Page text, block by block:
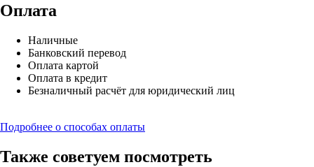
Оплата
Наличные
Банковский перевод
Оплата картой
Оплата в кредит
Безналичный расчёт для юридический лиц
Подробнее о способах оплаты
Также советуем посмотреть